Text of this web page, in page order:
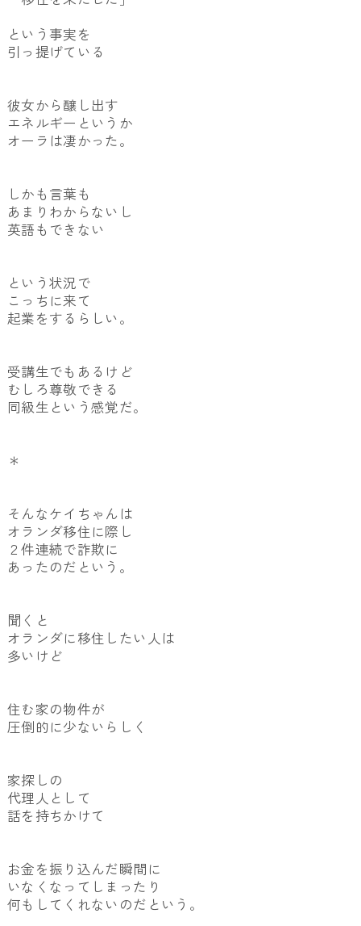
という事実を
引っ提げている
彼女から醸し出す
エネルギーというか
オーラは凄かった。
しかも言葉も
あまりわからないし
英語もできない
という状況で
こっちに来て
起業をするらしい。
受講生でもあるけど
むしろ尊敬できる
同級生という感覚だ。
＊
そんなケイちゃんは
オランダ移住に際し
２件連続で詐欺に
あったのだという。
聞くと
オランダに移住したい人は
多いけど
住む家の物件が
圧倒的に少ないらしく
家探しの
代理人として
話を持ちかけて
お金を振り込んだ瞬間に
いなくなってしまったり
何もしてくれないのだという。